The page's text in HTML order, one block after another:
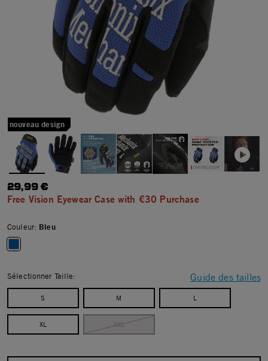
nouveau design
29,99 €
Free Vision Eyewear Case with €30 Purchase
Couleur: Bleu
Guide des tailles
Sélectionner Taille:
S M L
XL XXL